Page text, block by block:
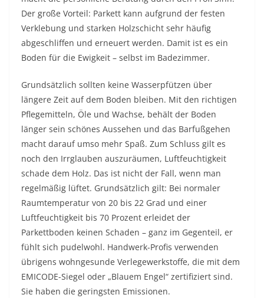
Der große Vorteil: Parkett kann aufgrund der festen
Verklebung und starken Holzschicht sehr häufig
abgeschliffen und erneuert werden. Damit ist es ein
Boden für die Ewigkeit – selbst im Badezimmer.
Grundsätzlich sollten keine Wasserpfützen über
längere Zeit auf dem Boden bleiben. Mit den richtigen
Pflegemitteln, Öle und Wachse, behält der Boden
länger sein schönes Aussehen und das Barfußgehen
macht darauf umso mehr Spaß. Zum Schluss gilt es
noch den Irrglauben auszuräumen, Luftfeuchtigkeit
schade dem Holz. Das ist nicht der Fall, wenn man
regelmäßig lüftet. Grundsätzlich gilt: Bei normaler
Raumtemperatur von 20 bis 22 Grad und einer
Luftfeuchtigkeit bis 70 Prozent erleidet der
Parkettboden keinen Schaden – ganz im Gegenteil, er
fühlt sich pudelwohl. Handwerk-Profis verwenden
übrigens wohngesunde Verlegewerkstoffe, die mit dem
EMICODE-Siegel oder „Blauem Engel“ zertifiziert sind.
Sie haben die geringsten Emissionen.